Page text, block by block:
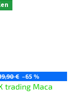
€ –65 %
trading Маca